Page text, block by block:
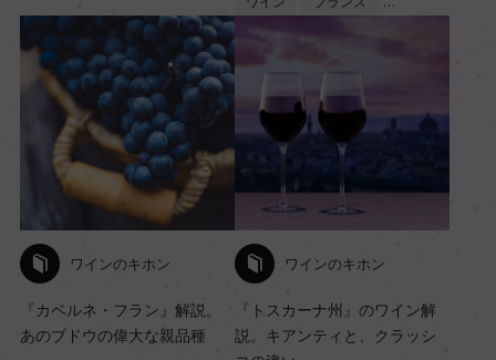
ワインのキホン
『カベルネ・フラン』解説。
あのブドウの偉大な親品種
ワインのキホン
『トスカーナ州』のワイン解
説。キアンティと、クラッシ